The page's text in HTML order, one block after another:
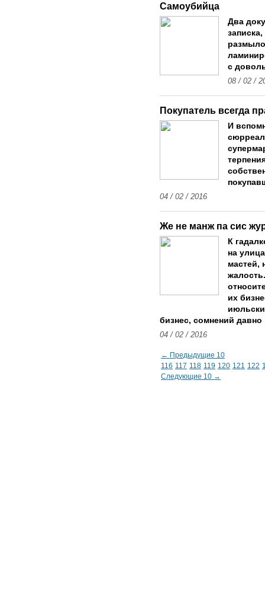
Самоубийца
Два
с
08 / 02 /
Покупатель всегда
И
04 / 02 / 2016
Же не манж па сис
К
на
мастей,
их
бизнес, сомнений давно
04 / 02 / 2016
← Предыдущие 10
116 117 118 119 120 121 122
Следующие 10 →